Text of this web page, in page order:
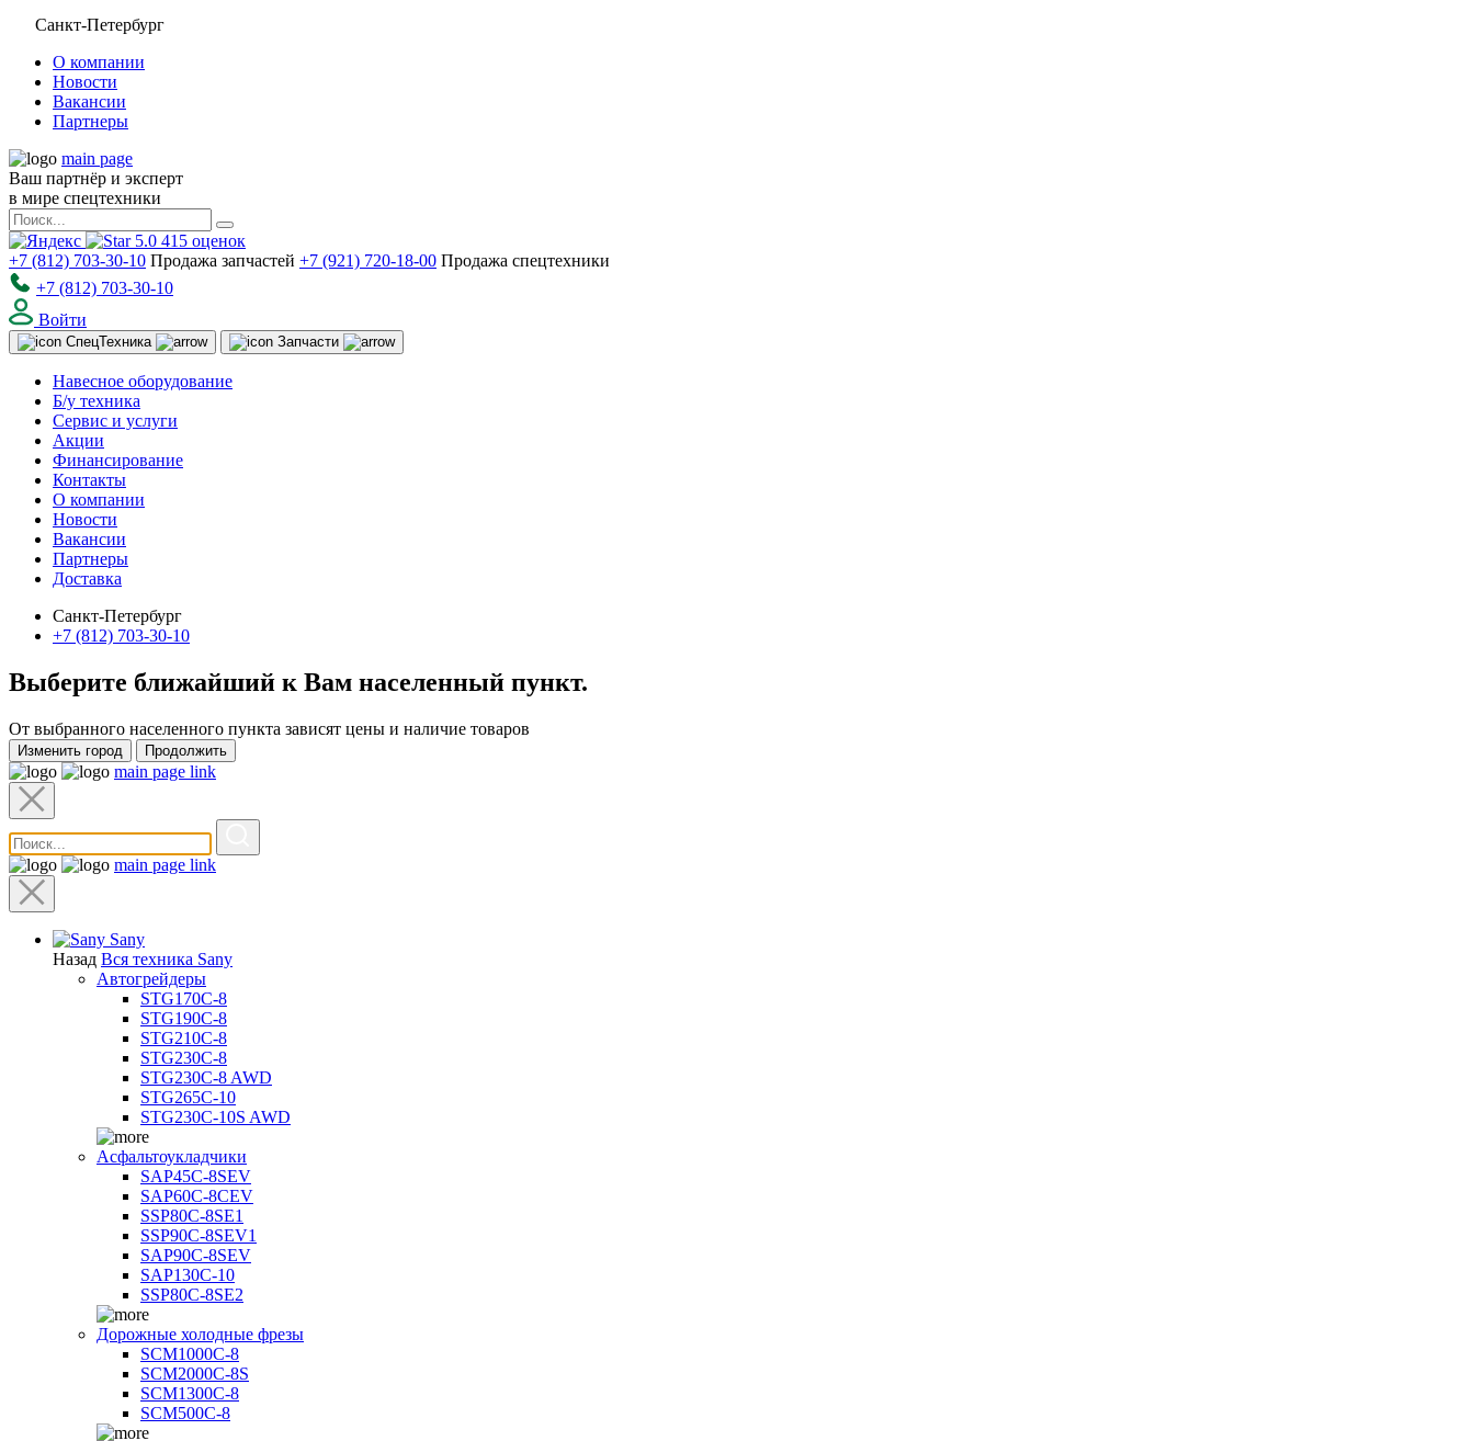
Санкт-Петербург
О компании
Новости
Вакансии
Партнеры
main page
Ваш партнёр и эксперт
в мире спецтехники
5.0 415 оценок
+7 (812) 703-30-10 Продажа запчастей +7 (921) 720-18-00 Продажа спецтехники
+7 (812) 703-30-10
Войти
СпецТехника Запчасти
Навесное оборудование
Б/у техника
Сервис и услуги
Акции
Финансирование
Контакты
О компании
Новости
Вакансии
Партнеры
Доставка
Санкт-Петербург
+7 (812) 703-30-10
Выберите ближайший к Вам населенный пункт.
От выбранного населенного пункта зависят цены и наличие товаров
Изменить город Продолжить
main page link
main page link
Sany
Назад Вся техника Sany
Автогрейдеры
STG170C-8
STG190C-8
STG210C-8
STG230C-8
STG230C-8 AWD
STG265C-10
STG230C-10S AWD
Асфальтоукладчики
SAP45С-8SEV
SAP60C-8CEV
SSP80C-8SE1
SSP90C-8SEV1
SAP90C-8SEV
SAP130C-10
SSP80C-8SE2
Дорожные холодные фрезы
SCM1000C-8
SCM2000C-8S
SCM1300C-8
SCM500C-8